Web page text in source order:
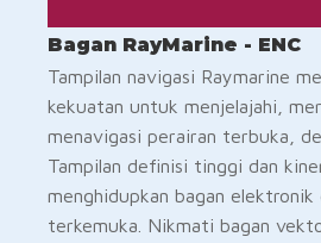
Bagan RayMarine - ENC
Tampilan navigasi Raymarine
kekuatan untuk menjelajahi,
menavigasi perairan terbuka,
Tampilan definisi tinggi dan
menghidupkan bagan
terkemuka. Nikmati bagan